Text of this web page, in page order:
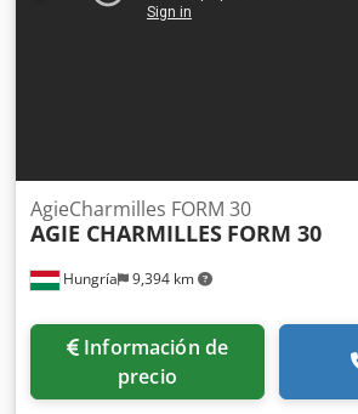
Hungría 9,394 km
AgieCharmilles FORM 30
AGIE CHARMILLES FORM 30
Información de
precio